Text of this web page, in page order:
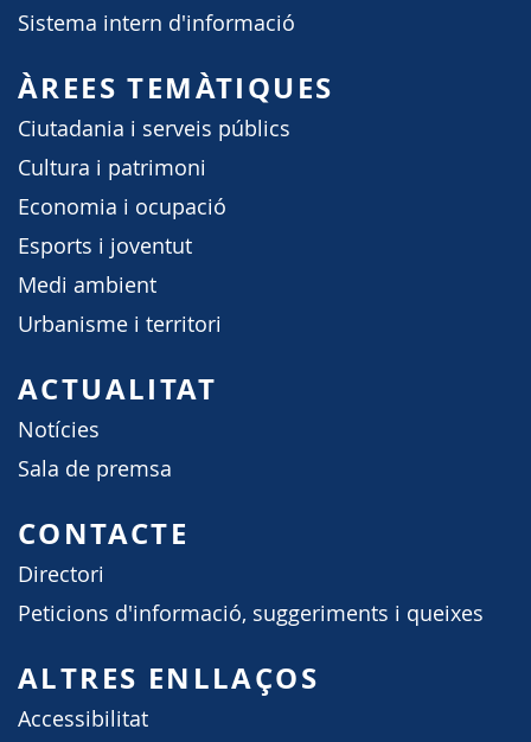
Sistema intern d'informació
ÀREES TEMÀTIQUES
Ciutadania i serveis públics
Cultura i patrimoni
Economia i ocupació
Esports i joventut
Medi ambient
Urbanisme i territori
ACTUALITAT
Notícies
Sala de premsa
CONTACTE
Directori
Peticions d'informació, suggeriments i queixes
ALTRES ENLLAÇOS
Accessibilitat